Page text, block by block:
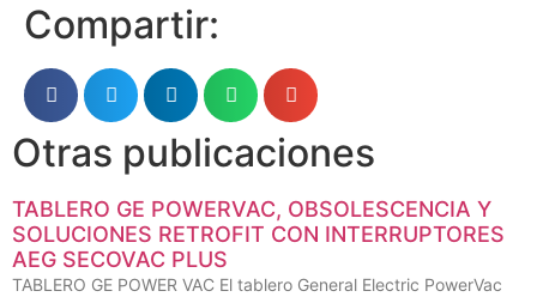
Compartir:
Otras publicaciones
TABLERO GE POWERVAC, OBSOLESCENCIA Y
SOLUCIONES RETROFIT CON INTERRUPTORES
AEG SECOVAC PLUS
TABLERO GE POWER VAC El tablero General Electric PowerVac